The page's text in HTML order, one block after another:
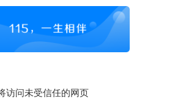
访问未受信任的网页